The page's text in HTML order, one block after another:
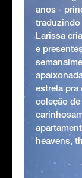
anos -
traduzindo
Larissa
e
estrela pra
coleção
heavens,